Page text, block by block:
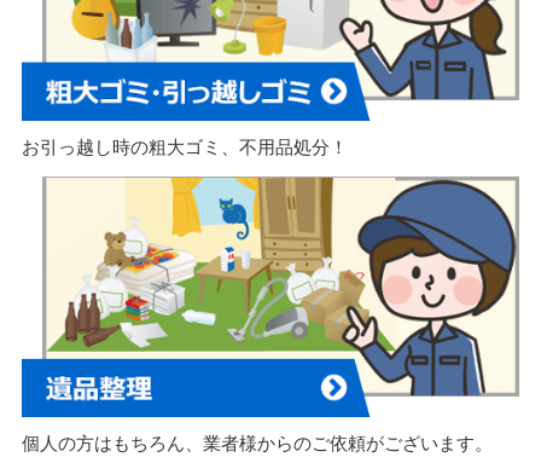
お引っ越し時の粗大ゴミ、不用品処分！
個人の方はもちろん、業者様からのご依頼がございます。